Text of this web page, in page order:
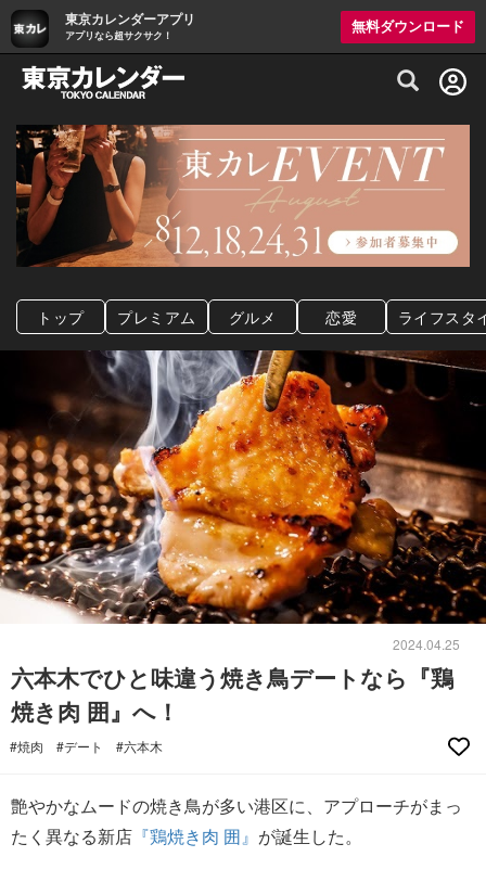
東京カレンダーアプリ
アプリなら超サクサク！
無料ダウンロード
グルメ情報・プレミアムレストラン予約
トップ プレミアム グルメ 恋愛 ライフスタ
2024.04.25
六本木でひと味違う焼き鳥デートなら『鶏
焼き肉 囲』へ！
#焼肉 #デート #六本木
艶やかなムードの焼き鳥が多い港区に、アプローチがまっ
たく異なる新店 『鶏焼き肉 囲』 が誕生した。